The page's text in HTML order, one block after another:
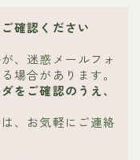
確認ください
、迷惑メールフォ
場合があります。
をご確認のうえ、
、お気軽にご連絡